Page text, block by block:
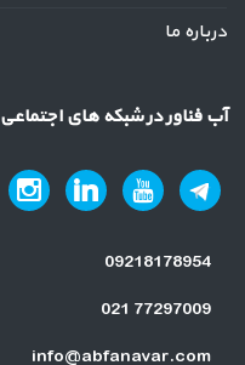
درباره ما
آب فناور در شبکه های اجتماعی
09218178954
021 77297009
info@abfanavar.com